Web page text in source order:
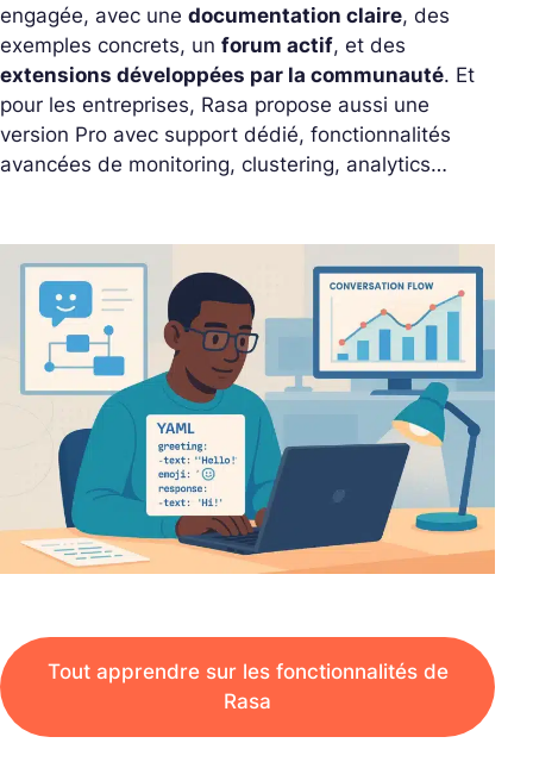
engagée, avec une documentation claire, des
exemples concrets, un forum actif, et des
extensions développées par la communauté. Et
pour les entreprises, Rasa propose aussi une
version Pro avec support dédié, fonctionnalités
avancées de monitoring, clustering, analytics…
Tout apprendre sur les fonctionnalités de
Rasa